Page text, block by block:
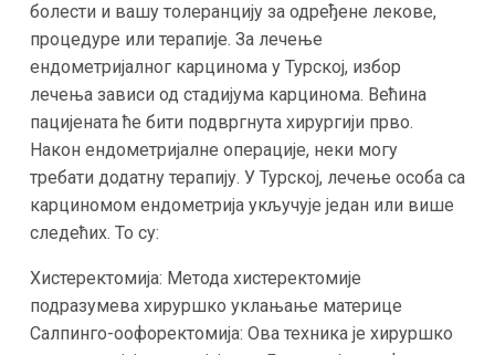
болести и вашу толеранцију за одређене лекове,
процедуре или терапије. За лечење
ендометријалног карцинома у Турској, избор
лечења зависи од стадијума карцинома. Већина
пацијената ће бити подвргнута хирургији прво.
Након ендометријалне операције, неки могу
требати додатну терапију. У Турској, лечење особа са
карциномом ендометрија укључује један или више
следећих. То су:
Хистеректомија: Метода хистеректомије
подразумева хируршко уклањање материце
Салпинго-оофоректомија: Ова техника је хируршко